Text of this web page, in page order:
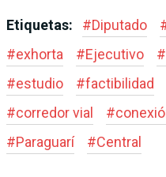
Etiquetas: #Diputado
#exhorta #Ejecutivo #
#estudio #factibilidad
#corredor vial #
#Paraguarí #Central